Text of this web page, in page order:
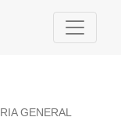
GENERAL